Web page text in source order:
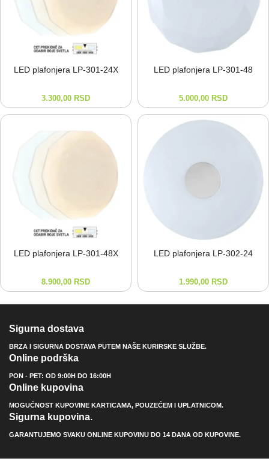
LED plafonjera LP-⁠301-⁠24X
3.300,00 RSD
LED plafonjera LP-⁠301-⁠48
5.000,00 RSD
LED plafonjera LP-⁠301-⁠48X
8.900,00 RSD
LED plafonjera LP-⁠302-⁠24
1.990,00 RSD
Sigurna dostava
BRZA I SIGURNA DOSTAVA PUTEM NAŠE KURIRSKE SLUŽBE.
Online podrška
PON - PET: OD 9:00H DO 16:00H
Online kupovina
MOGUĆNOST KUPOVINE KARTICAMA, POUZEĆEM I UPLATNICOM.
Sigurna kupovina.
GARANTUJEMO SVAKU ONLINE KUPOVINU DO 14 DANA OD KUPOVINE.